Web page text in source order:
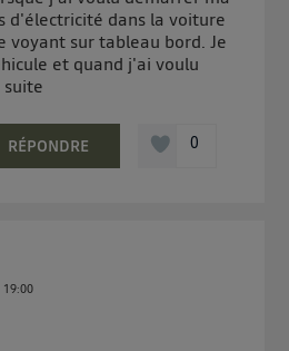
d'électricité dans la voiture
voyant sur tableau bord. Je
et quand j'ai voulu
RÉPONDRE 0
19:00